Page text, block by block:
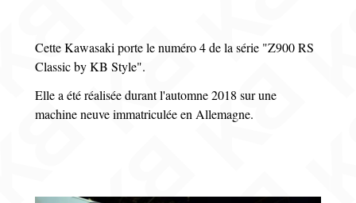
Cette Kawasaki porte le numéro 4 de la série "Z900 RS
Classic by KB Style".
Elle a été réalisée durant l'automne 2018 sur une
machine neuve immatriculée en Allemagne.